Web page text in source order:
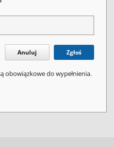
Anuluj Zgłoś
obowiązkowe do wypełnienia.